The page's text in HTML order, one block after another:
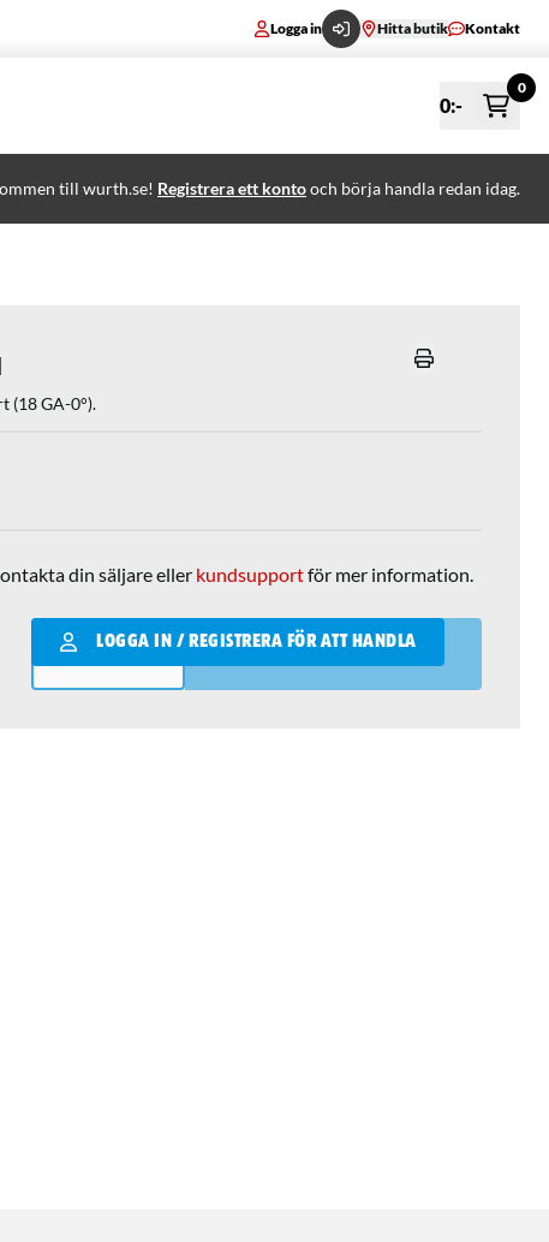
Logga in Hitta butik Kontakt
0:-
0
till wurth.se! Registrera ett kontooch börja handla redan idag.
(18 GA-0°).
din säljare eller kundsupportför mer information.
LOGGA IN / REGISTRERA FÖR ATT HANDLA
Qantity
LÄGG I VARUKORGEN